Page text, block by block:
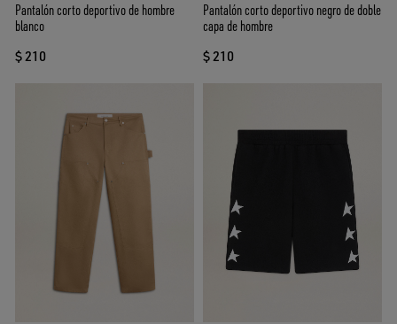
Pantalón corto deportivo de hombre
blanco
$ 210
Pantalón corto deportivo negro de doble
capa de hombre
$ 210